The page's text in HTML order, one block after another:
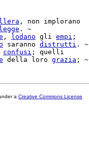
, non implorano
legge . ~
, lodano gli empi ;
saranno distrutti . ~
confusi ; quelli
della loro grazia
a Creative Commons License